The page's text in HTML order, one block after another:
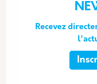
Recevez